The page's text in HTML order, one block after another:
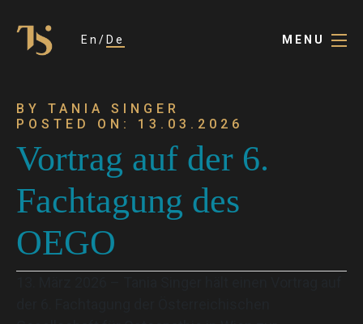
En De MENU
BY TANIA SINGER
POSTED ON: 13.03.2026
Vortrag auf der 6.
Fachtagung des
OEGO